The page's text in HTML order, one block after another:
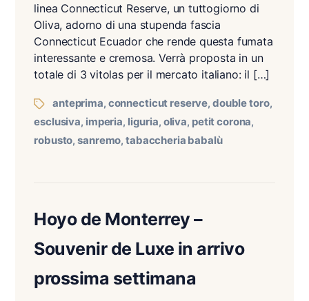
linea Connecticut Reserve, un tuttogiorno di
Oliva, adorno di una stupenda fascia
Connecticut Ecuador che rende questa fumata
interessante e cremosa. Verrà proposta in un
totale di 3 vitolas per il mercato italiano: il […]
Tagsanteprima, connecticut reserve,double toro,
esclusiva, imperia, liguria, oliva, petit corona,
robusto,sanremo,tabaccheria babalù
Hoyo de Monterrey –
Souvenir de Luxe in arrivo
prossima settimana